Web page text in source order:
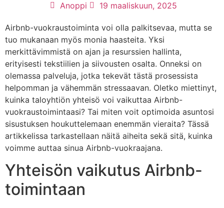
Anoppi 19 maaliskuun, 2025
Airbnb-vuokraustoiminta voi olla palkitsevaa, mutta se
tuo mukanaan myös monia haasteita. Yksi
merkittävimmistä on ajan ja resurssien hallinta,
erityisesti tekstiilien ja siivousten osalta. Onneksi on
olemassa palveluja, jotka tekevät tästä prosessista
helpomman ja vähemmän stressaavan. Oletko miettinyt,
kuinka taloyhtiön yhteisö voi vaikuttaa Airbnb-
vuokraustoimintaasi? Tai miten voit optimoida asuntosi
sisustuksen houkuttelemaan enemmän vieraita? Tässä
artikkelissa tarkastellaan näitä aiheita sekä sitä, kuinka
voimme auttaa sinua Airbnb-vuokraajana.
Yhteisön vaikutus Airbnb-
toimintaan